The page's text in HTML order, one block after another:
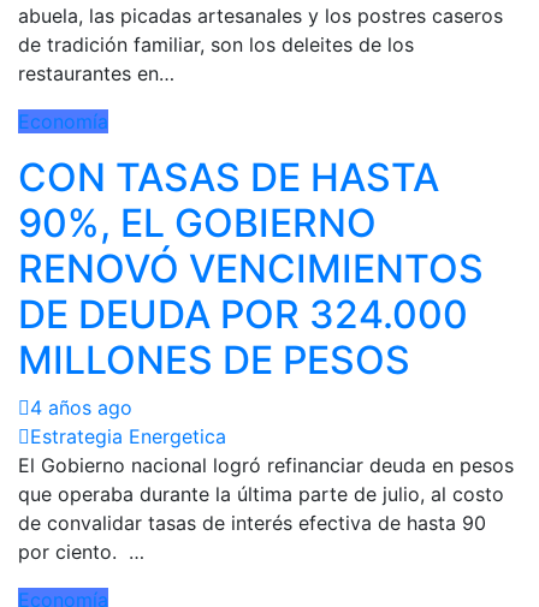
abuela, las picadas artesanales y los postres caseros
de tradición familiar, son los deleites de los
restaurantes en…
Economía
CON TASAS DE HASTA
90%, EL GOBIERNO
RENOVÓ VENCIMIENTOS
DE DEUDA POR 324.000
MILLONES DE PESOS
4 años ago
Estrategia Energetica
El Gobierno nacional logró refinanciar deuda en pesos
que operaba durante la última parte de julio, al costo
de convalidar tasas de interés efectiva de hasta 90
por ciento. …
Economía